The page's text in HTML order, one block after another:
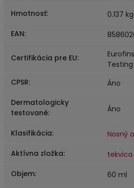
Hmotnosť:
0.137 kg
EAN:
Certifikácia pre EU:
Testing
CPSR:
Áno
Dermatologicky
testované: Áno
Klasifikácia:
Nosný
Aktívna zložka:
tekvica
Objem:
60 ml